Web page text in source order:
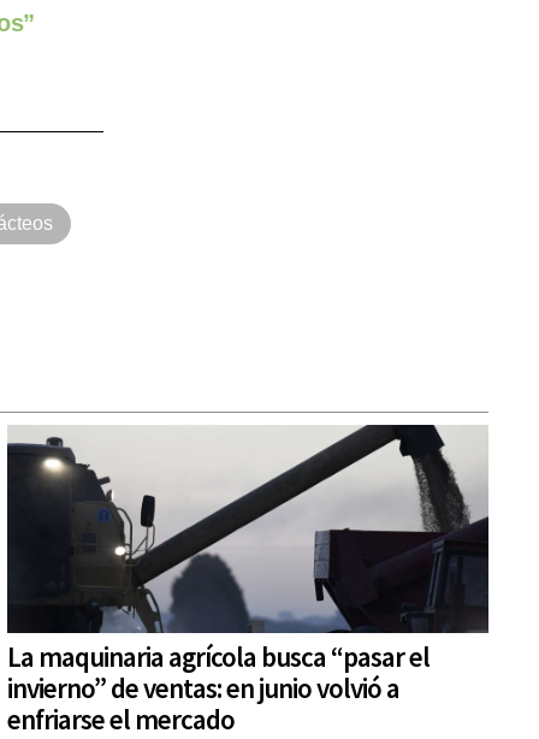
La maquinaria agrícola busca “pasar el
invierno” de ventas: en junio volvió a
enfriarse el mercado